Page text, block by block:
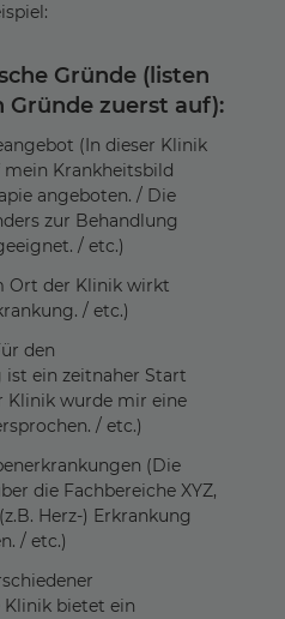
Gründe (listen
Gründe zuerst auf):
(In dieser Klinik
Krankheitsbild
angeboten. / Die
zur Behandlung
/ etc.)
Ort der Klinik wirkt
/ etc.)
den
ein zeitnaher Start
Klinik wurde mir eine
/ etc.)
(Die
die Fachbereiche XYZ,
Herz-) Erkrankung
/ etc.)
bietet ein